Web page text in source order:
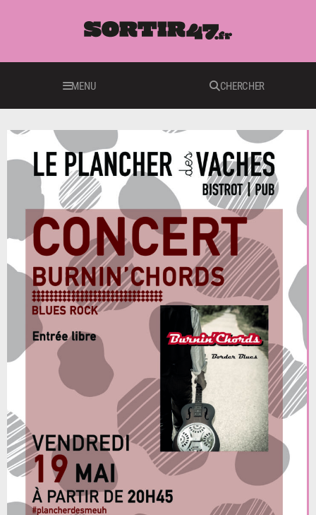
MENU CHERCHER